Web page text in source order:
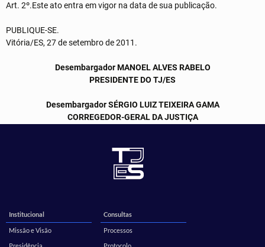
Art. 2º.Este ato entra em vigor na data de sua publicação.
PUBLIQUE-SE.
Vitória/ES, 27 de setembro de 2011.
Desembargador MANOEL ALVES RABELO
PRESIDENTE DO TJ/ES
Desembargador SÉRGIO LUIZ TEIXEIRA GAMA
CORREGEDOR-GERAL DA JUSTIÇA
Institucional
Missão e Visão
Consultas
Processos